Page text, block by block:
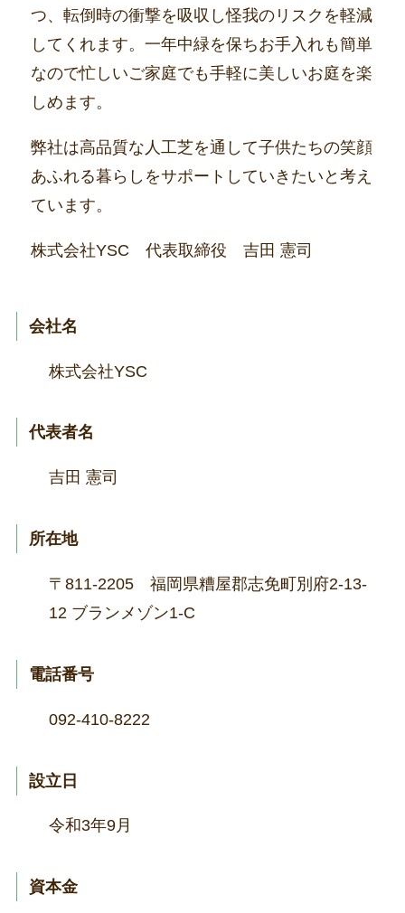
つ、転倒時の衝撃を吸収し怪我のリスクを軽減
してくれます。一年中緑を保ちお手入れも簡単
なので忙しいご家庭でも手軽に美しいお庭を楽
しめます。
弊社は高品質な人工芝を通して子供たちの笑顔
あふれる暮らしをサポートしていきたいと考え
ています。
株式会社YSC 代表取締役 吉田 憲司
会社名
株式会社YSC
代表者名
吉田 憲司
所在地
〒811-2205 福岡県糟屋郡志免町別府2-13-
12 ブランメゾン1-C
電話番号
092-410-8222
設立日
令和3年9月
資本金